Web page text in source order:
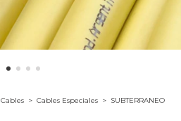
Cables > Cables Especiales > SUBTERRANEO